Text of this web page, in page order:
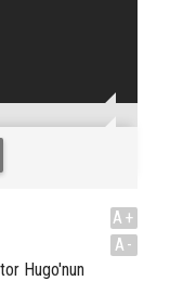
Hugo'nun
A+
A-